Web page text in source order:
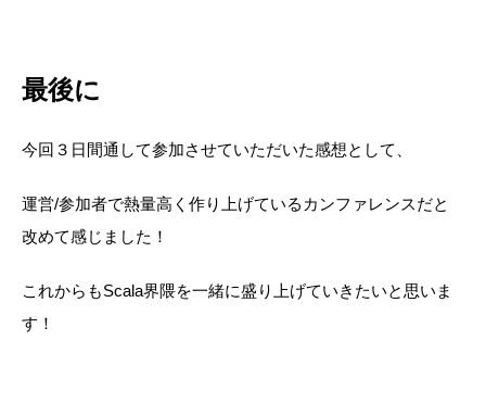
最後に
今回３日間通して参加させていただいた感想として、
運営/参加者で熱量高く作り上げているカンファレンスだと
改めて感じました！
これからもScala界隈を一緒に盛り上げていきたいと思いま
す！